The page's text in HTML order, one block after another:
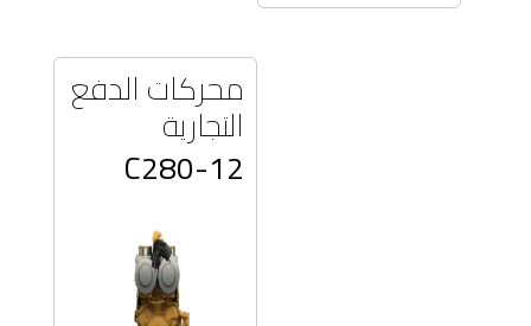
محركات الدفع
التجارية
C280-12